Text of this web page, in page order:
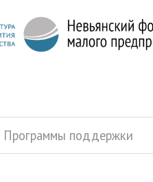
Программы поддержки